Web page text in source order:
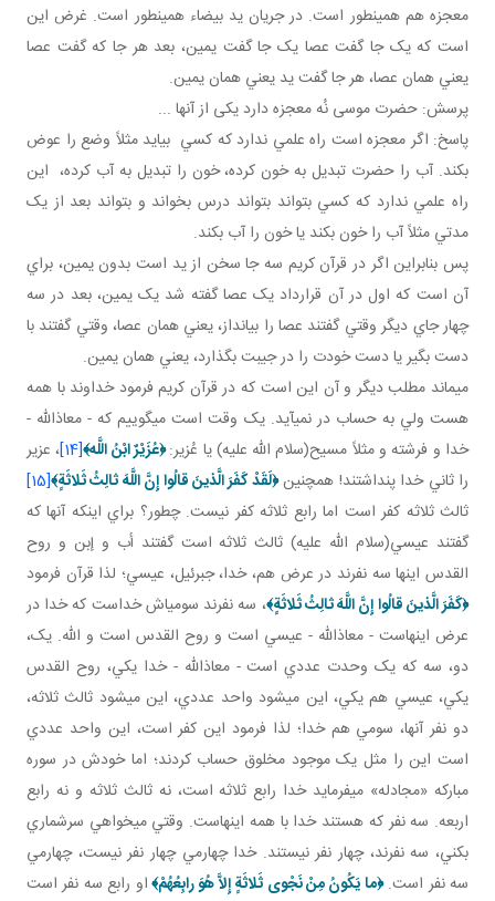
معجزه هم همين طور است. در جريان يد بيضاء همين طور است. غرض اين
است که يک جا گفت عصا يک جا گفت يمين، بعد هر جا که گفت عصا
يعني همان عصا، هر جا گفت يد يعني همان يمين.
پرسش: حضرت موسی نُه معجزه دارد يکی از آنها ...
پاسخ: اگر معجزه است راه علمي ندارد که کسي بيايد مثلاً وضع را عوض
بکند. آب را حضرت تبديل به خون کرده، خون را تبديل به آب کرده، اين
راه علمي ندارد که کسي بتواند بتواند درس بخواند و بتواند بعد از يک
مدتي مثلاً آب را خون بکند يا خون را آب بکند.
پس بنابراين اگر در قرآن کريم سه جا سخن از يد است بدون يمين، براي
آن است که اول در آن قرارداد يک عصا گفته شد يک يمين، بعد در سه
چهار جاي ديگر وقتي گفتند عصا را بيانداز، يعني همان عصا، وقتي گفتند با
دست بگير يا دست خودت را در جيبت بگذارد، يعني همان يمين.
مي ماند مطلب ديگر و آن اين است که در قرآن کريم فرمود خداوند با همه
هست ولي به حساب در نمي آيد. يک وقت است مي گوييم که - معاذالله -
خدا و فرشته و مثلاً مسيح(سلام الله عليه) يا عُزير:﴿عُزَيْرٌ ابْنُ اللَّه‏﴾[14]
، عزير
را ثاني خدا پنداشتند! همچنين﴿لَقَدْ كَفَرَ الَّذينَ قالُوا إِنَّ اللَّهَ ثالِثُ ثَلاثَةٍ﴾[15]
ثالث ثلاثه کفر است اما رابع ثلاثه کفر نيست. چطور؟ براي اينکه آنها که
گفتند عيسي(سلام الله عليه) ثالث ثلاثه است گفتند أب و إبن و روح
القدس اينها سه نفرند در عرض هم، خدا، جبرئيل، عيسي؛ لذا قرآن فرمود
﴿كَفَرَ الَّذينَ قالُوا إِنَّ اللَّهَ ثالِثُ ثَلاثَةٍ﴾، سه نفرند سومي اش خداست که خدا در
عرض اينهاست - معاذالله - عيسي است و روح القدس است و الله. يک،
دو، سه که يک وحدت عددي است - معاذالله - خدا يکي، روح القدس
يکي، عيسي هم يکي، اين مي شود واحد عددي، اين مي شود ثالث ثلاثه،
دو نفر آنها، سومي هم خدا؛ لذا فرمود اين کفر است، اين واحد عددي
است اين را مثل يک موجود مخلوق حساب کردند؛ اما خودش در سوره
مبارکه «مجادله» مي فرمايد خدا رابع ثلاثه است، نه ثالث ثلاثه و نه رابع
اربعه. سه نفر که هستند خدا با همه اينهاست. وقتي مي خواهي سرشماري
بکني، سه نفرند، چهار نفر نيستند. خدا چهارمي چهار نفر نيست، چهارمي
سه نفر است.﴿ما يَكُونُ مِنْ نَجْوى‏ ثَلاثَةٍ إِلاَّ هُوَ رابِعُهُمْ﴾او رابع سه نفر است